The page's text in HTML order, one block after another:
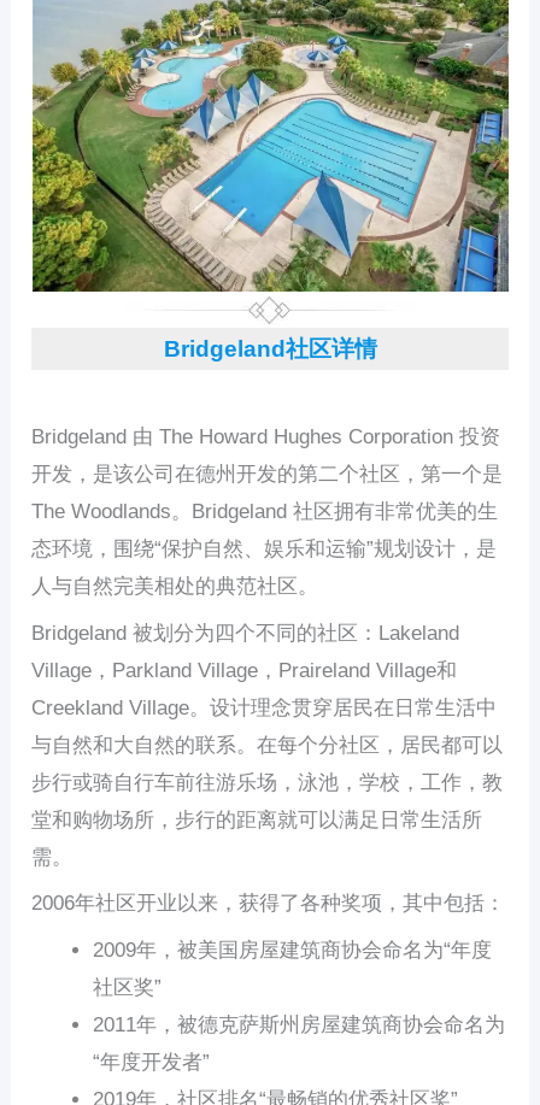
Bridgeland社区详情
Bridgeland 由 The Howard Hughes Corporation 投资
开发，是该公司在德州开发的第二个社区，第一个是
The Woodlands。Bridgeland 社区拥有非常优美的生
态环境，围绕“保护自然、娱乐和运输”规划设计，是
人与自然完美相处的典范社区。
Bridgeland 被划分为四个不同的社区：Lakeland
Village，Parkland Village，Praireland Village和
Creekland Village。设计理念贯穿居民在日常生活中
与自然和大自然的联系。在每个分社区，居民都可以
步行或骑自行车前往游乐场，泳池，学校，工作，教
堂和购物场所，步行的距离就可以满足日常生活所
需。
2006年社区开业以来，获得了各种奖项，其中包括：
2009年，被美国房屋建筑商协会命名为“年度
社区奖”
2011年，被德克萨斯州房屋建筑商协会命名为
“年度开发者”
2019年，社区排名“最畅销的优秀社区奖”